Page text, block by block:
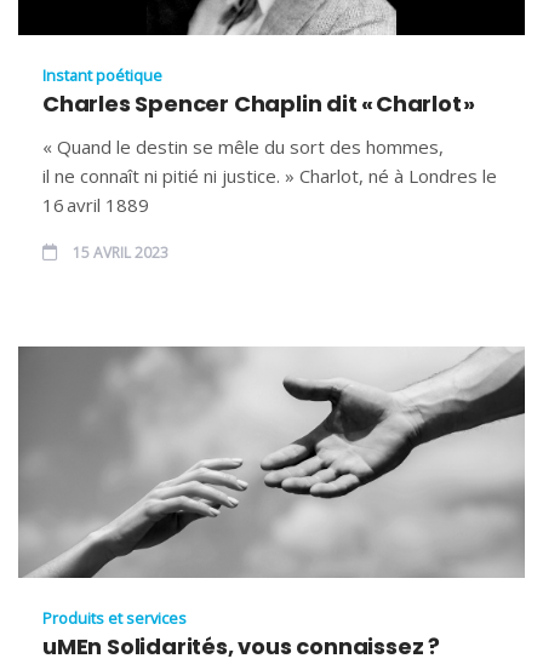
Instant poétique
Charles Spencer Chaplin dit « Charlot »
« Quand le destin se mêle du sort des hommes,
il ne connaît ni pitié ni justice. » Charlot, né à Londres le
16 avril 1889
15 AVRIL 2023
Produits et services
uMEn Solidarités, vous connaissez ?